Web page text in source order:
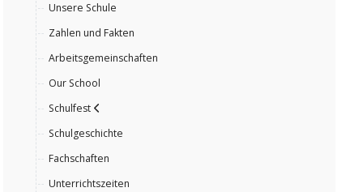
Unsere Schule
Zahlen und Fakten
Arbeitsgemeinschaften
Our School
Schulfest
Schulgeschichte
Fachschaften
Unterrichtszeiten